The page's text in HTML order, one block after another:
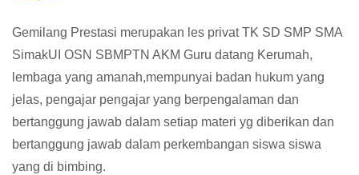
Gemilang Prestasi merupakan les privat TK SD SMP SMA
SimakUI OSN SBMPTN AKM Guru datang Kerumah,
lembaga yang amanah,mempunyai badan hukum yang
jelas, pengajar pengajar yang berpengalaman dan
bertanggung jawab dalam setiap materi yg diberikan dan
bertanggung jawab dalam perkembangan siswa siswa
yang di bimbing.